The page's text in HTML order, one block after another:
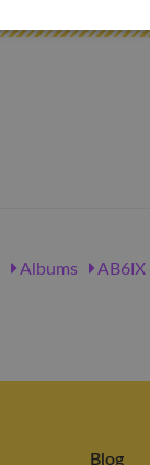
Albums AB6IX
Blog